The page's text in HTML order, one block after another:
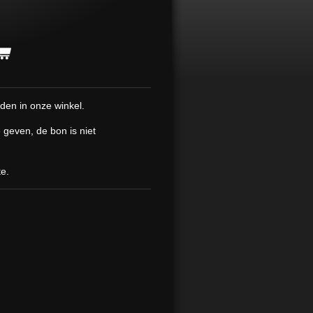
in onze winkel.
de bon is niet